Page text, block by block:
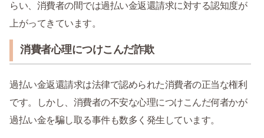
らい、消費者の間では過払い金返還請求に対する認知度が
上がってきています。
消費者心理につけこんだ詐欺
過払い金返還請求は法律で認められた消費者の正当な権利
です。しかし、消費者の不安な心理につけこんだ何者かが
過払い金を騙し取る事件も数多く発生しています。